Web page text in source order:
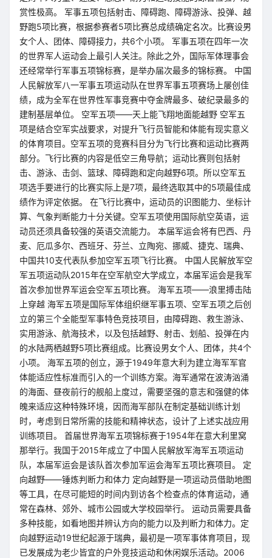
赏性极高。 军事五项包括射击、障碍跑、障碍游泳、投弹、越
野跑5项比赛，根据参赛者5项比赛总成绩确定名次。比赛设男
女个人、团体、障碍接力，共6个小项。 军事五项在四年一次
的世界军人运动会上最引人关注。除此之外，国际军体理事会
还经常举行军事五项锦标赛，是举办届次最多的锦标赛。 中国
人民解放军八一军事五项运动队在世界军事五项赛场上屡创佳
绩，成为全军在世界性军事竞赛中夺金牌最多、破纪录最多的
建制基层单位。 空军五项——天上能飞翔地面能越野 空军五
项是结合空军实战要求，对提升飞行员智能和体能有现实意义
的体育项目。空军五项的竞赛科目分为飞行比赛和运动比赛两
部分。飞行比赛的内容是低空三角导航；运动比赛则包括射
击、游泳、击剑、篮球、障碍跑和定向越野6项。所以空军五
项选手要进行的比赛实际上是7项，最终选取其中的5项最佳成
绩作为评定依据。 在飞行比赛中，运动员的识图能力、坐标计
算、气象判断能力十分关键。空军五项使用国际航空英语，运
动员还须具备较强的英语交流能力。 本届军运会将有巴西、丹
麦、厄瓜多尔、西班牙、芬兰、立陶宛、挪威、捷克、瑞典、
中国共10支代表队参加空军五项飞行比赛。 中国人民解放军空
军五项运动队2015年在空军航空大学成立，本届军运会是我军
首次参加世界军运会空军五项比赛。 海军五项——浪里搏击陆
上穿越 海军五项是国际军体组织继军事五项、空军五项之后创
立的第三个全能型军事特色竞技项目，由障碍跑、救生游泳、
实用游泳、航海技术，以及包括越野、射击、划船、投弹在内
的水陆两栖越野5项比赛组成。比赛设男女个人、团体，共4个
小项。 海军五项的创立，源于1949年意大利为建立海军军官
体能适应性标准而引入的一个训练方案。海军通常在波涛汹涌
的海面、昼夜前行的舰船上度过，需要坚强的意志和强健的体
魄来适应这种特殊环境，因而海军部队在制定基础训练计划
时，考虑到日常所需的技能和精神状态，设计了上述实战应用
训练项目。 首届世界海军五项锦标赛于1954年在意大利里窝
那举行。我国于2015年成立了中国人民解放军海军五项运动
队，本届军运会是该队首次参加军运会海军五项比赛项目。 定
向越野——锤炼判断力和体力 定向越野是一项运动员借助地图
等工具，在尽可能短的时间内到访各个检查点的体育运动，通
常在森林、郊外、城市公园或大学校园举行。 运动员需要具备
多种技能，如看地图并辨认方向的能力以及判断力和体力。定
向越野运动19世纪起源于瑞典，最初是一项军事体育项目，现
已发展成为老少皆宜的户外竞技运动和休闲娱乐活动。2006